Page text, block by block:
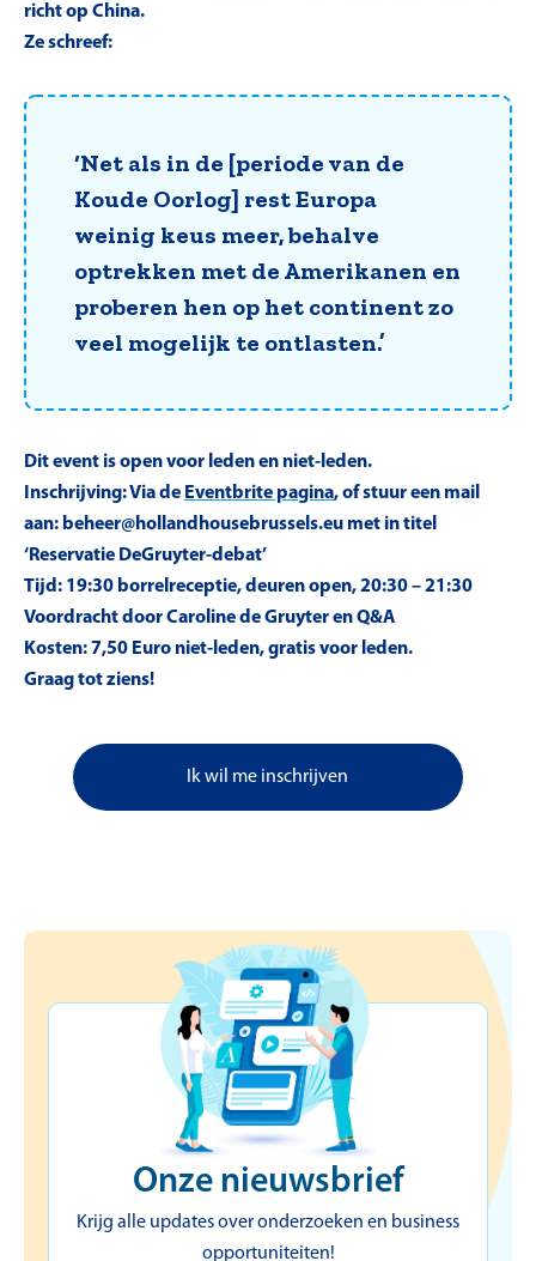
richt op China.
Ze schreef:
‘Net als in de [periode van de
Koude Oorlog] rest Europa
weinig keus meer, behalve
optrekken met de Amerikanen en
proberen hen op het continent zo
veel mogelijk te ontlasten.’
Dit event is open voor leden en niet-leden.
Inschrijving: Via de Eventbrite pagina, of stuur een mail
aan: beheer@hollandhousebrussels.eu met in titel
‘Reservatie DeGruyter-debat’
Tijd: 19:30 borrelreceptie, deuren open, 20:30 – 21:30
Voordracht door Caroline de Gruyter en Q&A
Kosten: 7,50 Euro niet-leden, gratis voor leden.
Graag tot ziens!
Ik wil me inschrijven
Onze nieuwsbrief
Krijg alle updates over onderzoeken en business
opportuniteiten!